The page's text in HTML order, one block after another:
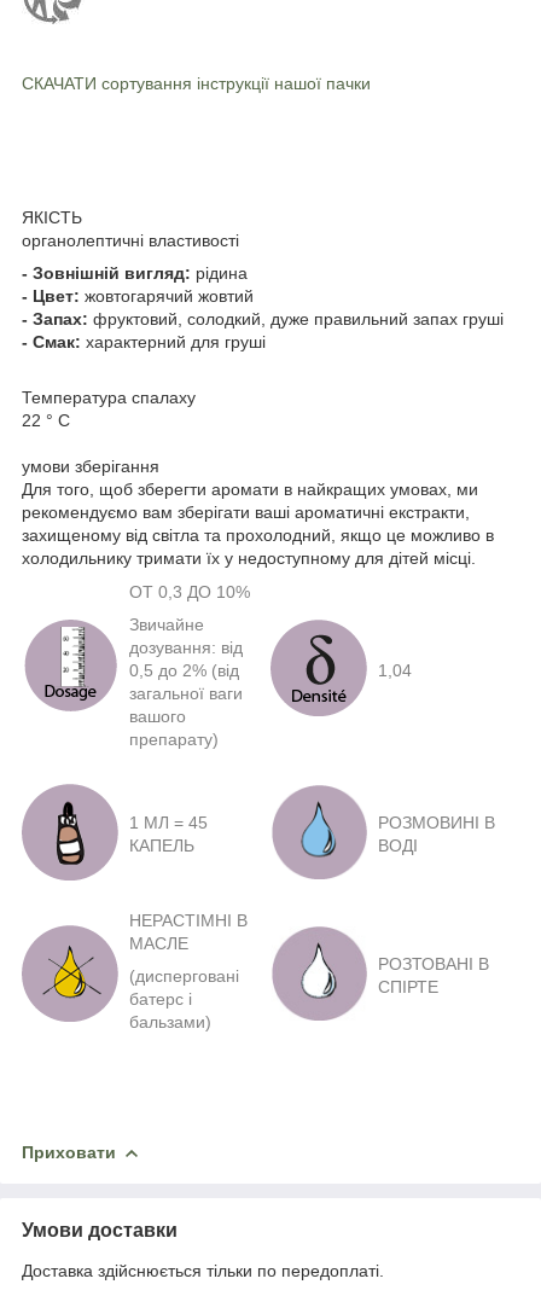
СКАЧАТИ сортування інструкції нашої пачки
ЯКІСТЬ
органолептичні властивості
- Зовнішній вигляд: рідина
- Цвет: жовтогарячий жовтий
- Запах: фруктовий, солодкий, дуже правильний запах груші
- Смак: характерний для груші
Температура спалаху
22 ° C
умови зберігання
Для того, щоб зберегти аромати в найкращих умовах, ми
рекомендуємо вам зберігати ваші ароматичні екстракти,
захищеному від світла та прохолодний, якщо це можливо в
холодильнику тримати їх у недоступному для дітей місці.
ОТ 0,3 ДО 10%
Звичайне
дозування: від
0,5 до 2% (від
загальної ваги
вашого
препарату)
1,04
1 МЛ = 45
КАПЕЛЬ
РОЗМОВИНІ В
ВОДІ
НЕРАСТІМНІ В
МАСЛЕ
(дисперговані
батерс і
бальзами)
РОЗТОВАНІ В
СПІРТЕ
Приховати
Умови доставки
Доставка здійснюється тільки по передоплаті.